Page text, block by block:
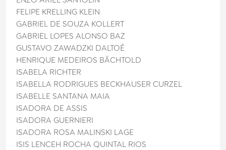
FELIPE KRELLING KLEIN
GABRIEL DE SOUZA KOLLERT
GABRIEL LOPES ALONSO BAZ
GUSTAVO ZAWADZKI DALTOÉ
HENRIQUE MEDEIROS BÄCHTOLD
ISABELA RICHTER
ISABELLA RODRIGUES BECKHAUSER CURZEL
ISABELLE SANTANA MAIA
ISADORA DE ASSIS
ISADORA GUERNIERI
ISADORA ROSA MALINSKI LAGE
ISIS LENCEH ROCHA QUINTAL RIOS